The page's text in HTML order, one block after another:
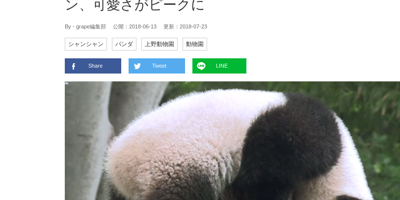
ン、可愛さがピークに
By - grape編集部 公開： 2018-06-13 更新： 2018-07-23
シャンシャン パンダ 上野動物園 動物園
Share Tweet LINE